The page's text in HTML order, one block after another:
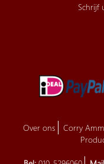
Schrijf
Over ons Corry